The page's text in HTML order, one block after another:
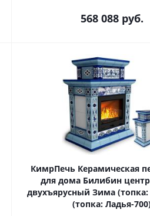
568 088руб.
КимрПечь Керамическая
для дома Билибин
двухъярусный Зима (топка:
(топка: Ладья-